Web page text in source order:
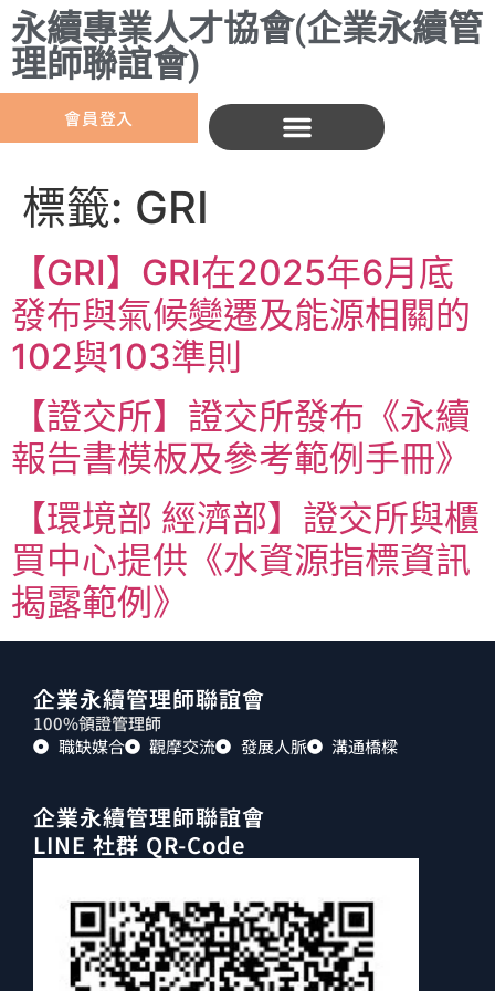
永續專業人才協會(企業永續管
理師聯誼會)
會員登入
標籤: GRI
【GRI】GRI在2025年6月底
發布與氣候變遷及能源相關的
102與103準則
【證交所】證交所發布《永續
報告書模板及參考範例手冊》
【環境部 經濟部】證交所與櫃
買中心提供《水資源指標資訊
揭露範例》
企業永續管理師聯誼會
100%領證管理師
職缺媒合
觀摩交流 發展人脈 溝通橋樑
企業永續管理師聯誼會
LINE 社群 QR-Code